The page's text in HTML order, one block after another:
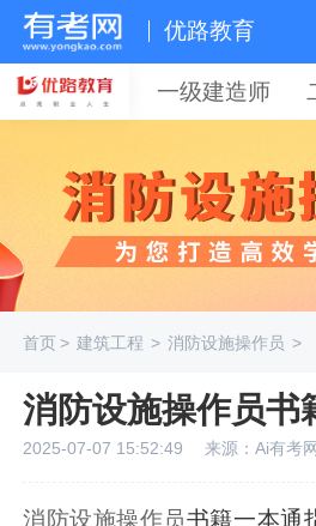
优路教育
一级建造师
首页> 建筑工程 > 消防设施操作员 >
消防设施操作员书
2025-07-07 15:52:49 来源：Ai有考网
消防设施操作员书籍一本通